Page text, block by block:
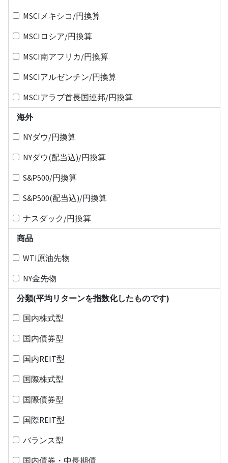
MSCIメキシコ/円換算
MSCIロシア/円換算
MSCI南アフリカ/円換算
MSCIアルゼンチン/円換算
MSCIアラブ首長国連邦/円換算
海外
NYダウ/円換算
NYダウ(配当込)/円換算
S&P500/円換算
S&P500(配当込)/円換算
ナスダック/円換算
商品
WTI原油先物
NY金先物
分類(平均リターンを指数化したものです)
国内株式型
国内債券型
国内REIT型
国際株式型
国際債券型
国際REIT型
バランス型
国内債券・中長期債